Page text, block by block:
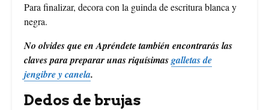
Para finalizar, decora con la guinda de escritura blanca y
negra.
No olvides que en Apréndete también encontrarás las
claves para preparar unas riquísimasgalletas de
jengibre y canela.
Dedos de brujas